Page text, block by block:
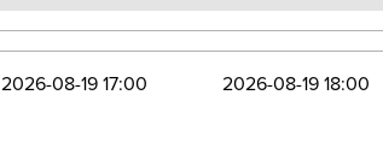
2026-08-19 17:00 2026-08-19 18:00